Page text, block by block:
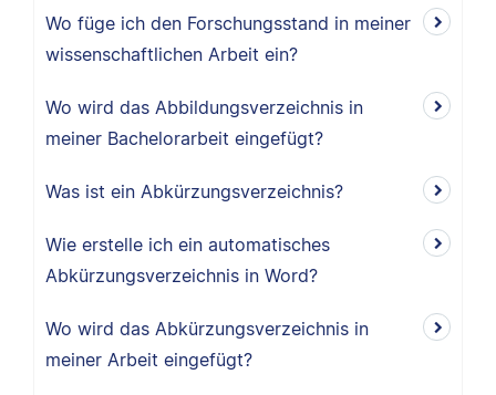
Wo füge ich den Forschungsstand in meiner
wissenschaftlichen Arbeit ein?
Wo wird das Abbildungsverzeichnis in
meiner Bachelorarbeit eingefügt?
Was ist ein Abkürzungsverzeichnis?
Wie erstelle ich ein automatisches
Abkürzungsverzeichnis in Word?
Wo wird das Abkürzungsverzeichnis in
meiner Arbeit eingefügt?